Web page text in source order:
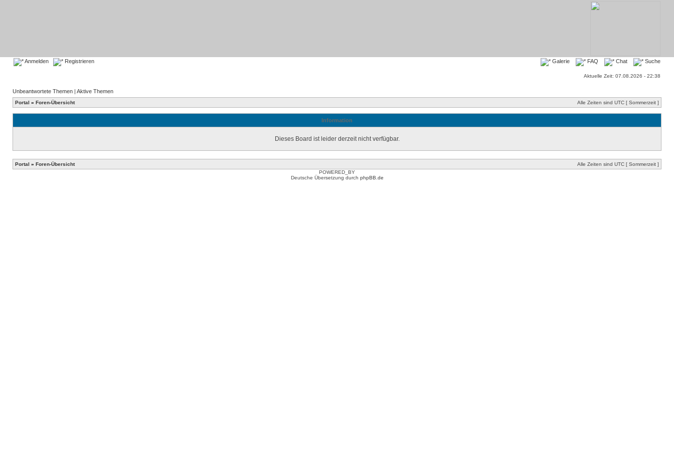
Anmelden Registrieren Galerie FAQ Chat Suche
Aktuelle Zeit: 07.08.2026 - 22:38
Unbeantwortete Themen | Aktive Themen
Portal » Foren-Übersicht Alle Zeiten sind UTC [ Sommerzeit ]
Information
Dieses Board ist leider derzeit nicht verfügbar.
Portal » Foren-Übersicht
Alle Zeiten sind UTC [ Sommerzeit ]
POWERED_BY
Deutsche Übersetzung durch phpBB.de